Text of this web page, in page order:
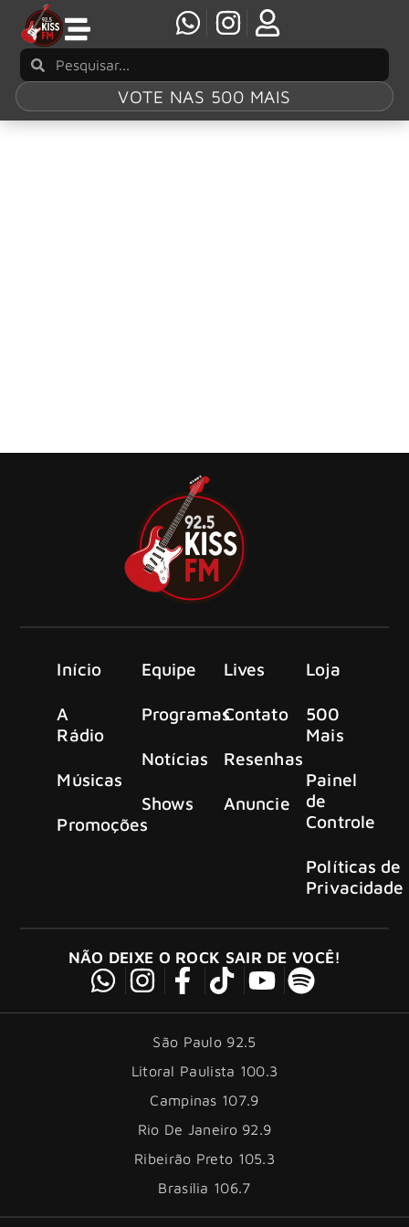
VOTE NAS 500 MAIS
Início
A
Rádio
Músicas
Promoções
Equipe
Programas
Notícias
Shows
Lives
Contato
Resenhas
Anuncie
Loja
500
Mais
Painel
de
Controle
Políticas de
Privacidade
NÃO DEIXE O ROCK SAIR DE VOCÊ!
São Paulo 92.5
Litoral Paulista 100.3
Campinas 107.9
Rio De Janeiro 92.9
Ribeirão Preto 105.3
Brasília 106.7